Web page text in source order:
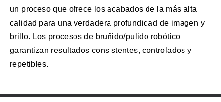
un proceso que ofrece los acabados de la más alta
calidad para una verdadera profundidad de imagen y
brillo. Los procesos de bruñido/pulido robótico
garantizan resultados consistentes, controlados y
repetibles.